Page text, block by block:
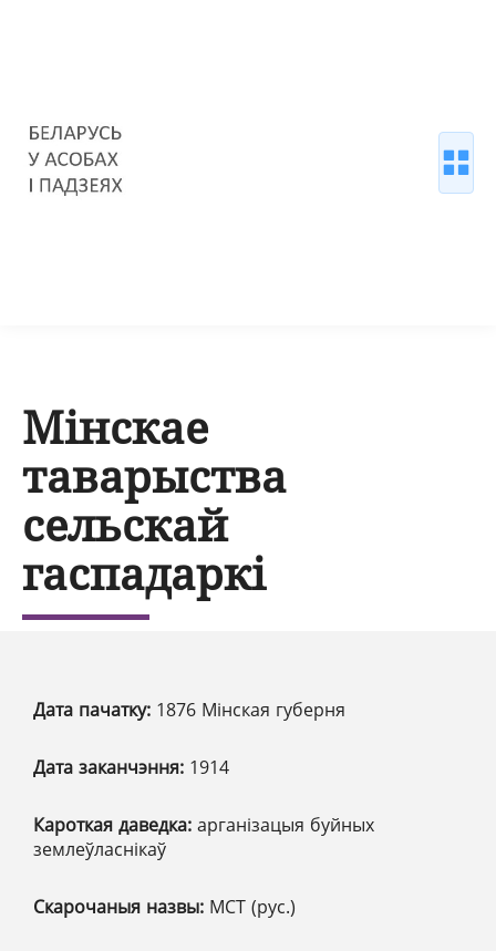
Мінскае
таварыства
сельскай
гаспадаркі
Дата пачатку: 1876 Мінская губерня
Дата заканчэння: 1914
Кароткая даведка: арганізацыя буйных
землеўласнікаў
Скарочаныя назвы: МСТ (рус.)